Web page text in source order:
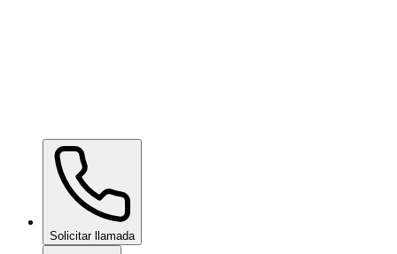
Ceramic Pro ION Base Coat
Solicitar llamada